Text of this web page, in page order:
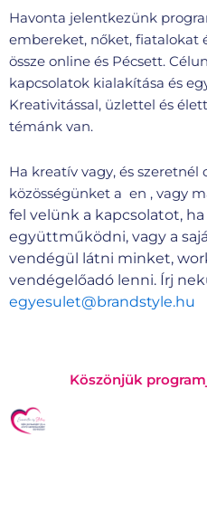
Havonta jelentkezünk
embereket, nőket, fiatalokat
össze online és Pécsett.
kapcsolatok kialakítása és
Kreativitással, üzlettel és
témánk van.
Ha kreatív vagy, és
közösségünket a en , vagy
fel velünk a kapcsolatot,
együttműködni, vagy a
vendégül látni minket,
vendégelőadó lenni. Írj
egyesulet@brandstyle.hu
Köszönjük